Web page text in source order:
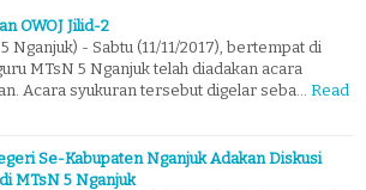
OWOJ Jilid-2
Nganjuk) - Sabtu (11/11/2017), bertempat di
MTsN 5 Nganjuk telah diadakan acara
Acara syukuran tersebut digelar seba…
Read
Se-Kabupaten Nganjuk Adakan Diskusi
MTsN 5 Nganjuk